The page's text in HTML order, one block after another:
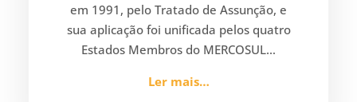
em 1991, pelo Tratado de Assunção, e
sua aplicação foi unificada pelos quatro
Estados Membros do MERCOSUL…
Ler mais…